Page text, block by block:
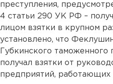
преступления,
4 статьи 290 УК РФ –
лицом взятки в крупном
установлено, что
Губкинского таможенного
получал взятки от
предприятий, работающих